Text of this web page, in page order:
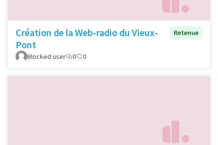
Création de la Web-radio du Vieux-
Pont
Retenue
Blocked user 0 0